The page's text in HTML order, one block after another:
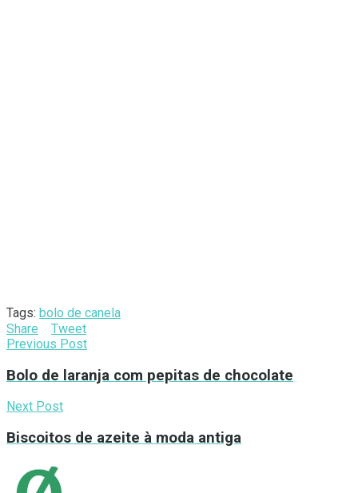
Tags: bolo de canela
Share
Tweet
Previous Post
Bolo de laranja com pepitas de chocolate
Next Post
Biscoitos de azeite à moda antiga